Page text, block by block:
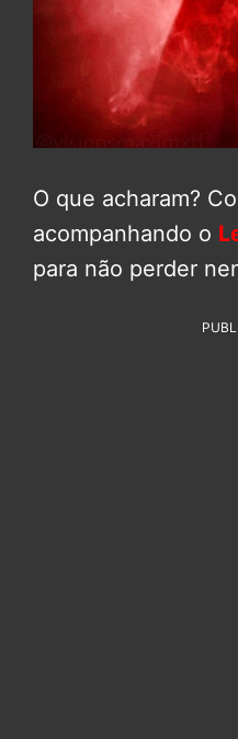
O que acharam?
acompanhando o
para não perder